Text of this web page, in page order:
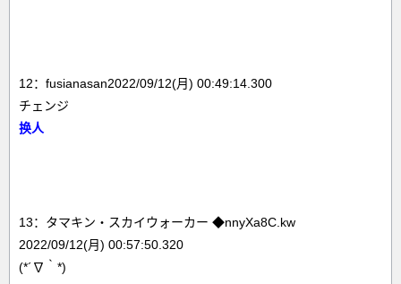
12：fusianasan2022/09/12(月) 00:49:14.300
チェンジ
换人
13：タマキン・スカイウォーカー ◆nnyXa8C.kw
2022/09/12(月) 00:57:50.320
(*´∇｀*)